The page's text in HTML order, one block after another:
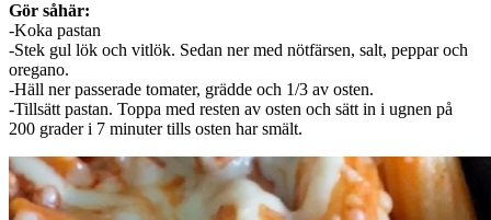
Gör såhär:
-Koka pastan
-Stek gul lök och vitlök. Sedan ner med nötfärsen, salt, peppar och
oregano.
-Häll ner passerade tomater, grädde och 1/3 av osten.
-Tillsätt pastan. Toppa med resten av osten och sätt in i ugnen på
200 grader i 7 minuter tills osten har smält.